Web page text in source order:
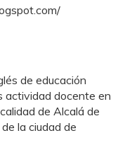
de educación
actividad docente en
de Alcalá de
la ciudad de